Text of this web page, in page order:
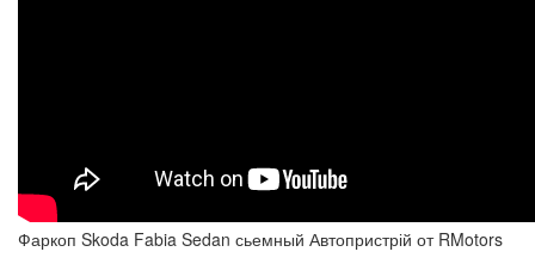
Фаркоп Skoda Fabia Sedan сьемный Автопристрій от RMotors